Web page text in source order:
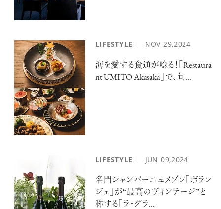
LIFESTYLE NOV 29,2024
海を愛する食通が唸る！「Restaura
nt UMITO Akasaka」で、旬...
LIFESTYLE JUN 09,2024
名門シャンパーニュメゾン「ボラン
ジェ」が“最高のヴィンテージ”と
称する「ラ・グラ...